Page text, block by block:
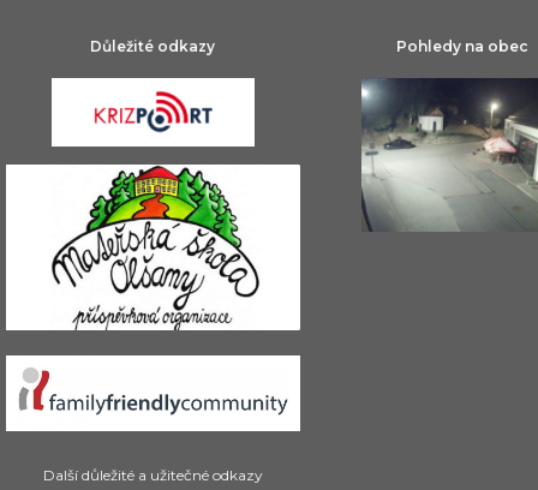
Důležité odkazy
Další důležité a užitečné odkazy
Pohledy na obec